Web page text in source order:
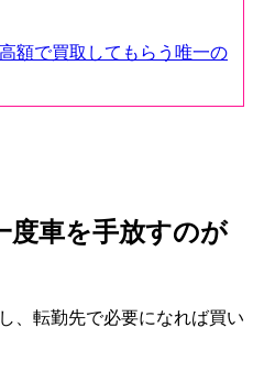
額で買取してもらう唯一の
度車を手放すのが
、転勤先で必要になれば買い